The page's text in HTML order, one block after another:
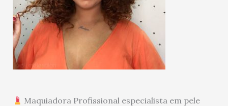
Maquiadora Profissional especialista em pele